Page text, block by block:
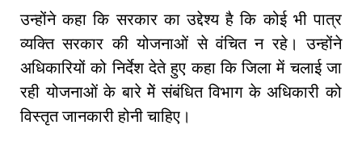
उन्होंने कहा कि सरकार का उद्देश्य है कि कोई भी पात्र
व्यक्ति सरकार की योजनाओं से वंचित न रहे। उन्होंने
अधिकारियों को निर्देश देते हुए कहा कि जिला में चलाई जा
रही योजनाओं के बारे मेें संबंधित विभाग के अधिकारी को
विस्तृत जानकारी होनी चाहिए।